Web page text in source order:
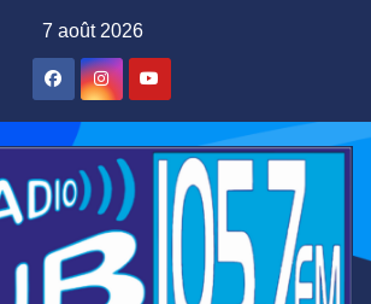
7 août 2026